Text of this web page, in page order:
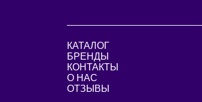
КАТАЛОГ
БРЕНДЫ
КОНТАКТЫ
О НАС
ОТЗЫВЫ